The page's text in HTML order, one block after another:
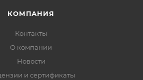
КОМПАНИЯ
Контакты
О компании
Новости
и сертификаты